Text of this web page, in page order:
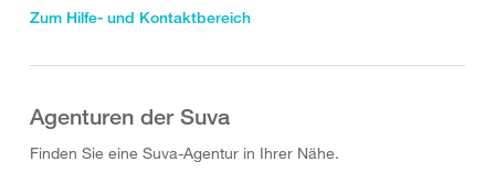
Zum Hilfe- und Kontaktbereich
Agenturen der Suva
Finden Sie eine Suva-Agentur in Ihrer Nähe.